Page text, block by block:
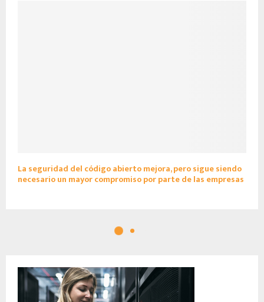
La seguridad del código abierto mejora, pero sigue siendo
necesario un mayor compromiso por parte de las empresas